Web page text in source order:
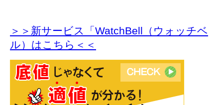
＞＞新サービス「WatchBell（ウォッチベ
ル）はこちら＜＜